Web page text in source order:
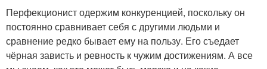
Перфекционист одержим конкуренцией, поскольку он
постоянно сравнивает себя с другими людьми и
сравнение редко бывает ему на пользу. Его съедает
чёрная зависть и ревность к чужим достижениям. А все